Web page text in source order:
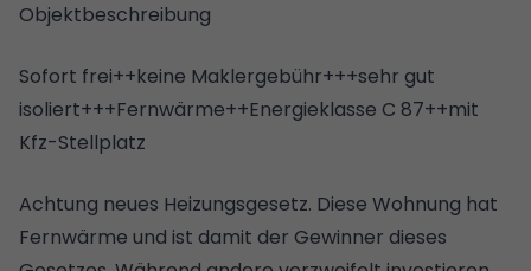
Objektbeschreibung
Sofort frei++keine Maklergebühr+++sehr gut
isoliert+++Fernwärme++Energieklasse C 87++mit
Kfz-Stellplatz
Achtung neues Heizungsgesetz. Diese Wohnung hat
Fernwärme und ist damit der Gewinner dieses